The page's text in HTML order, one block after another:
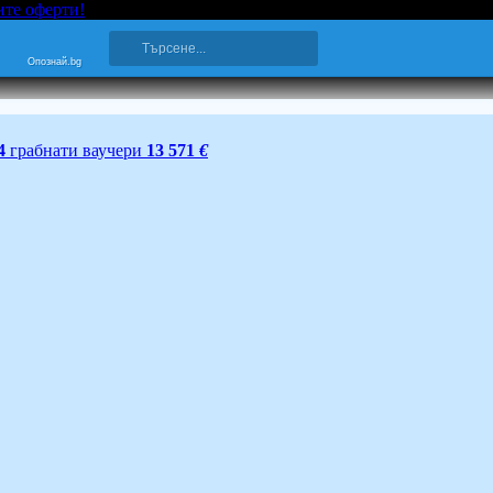
оферти!
Опознай.bg
грабнати ваучери 13 571 €